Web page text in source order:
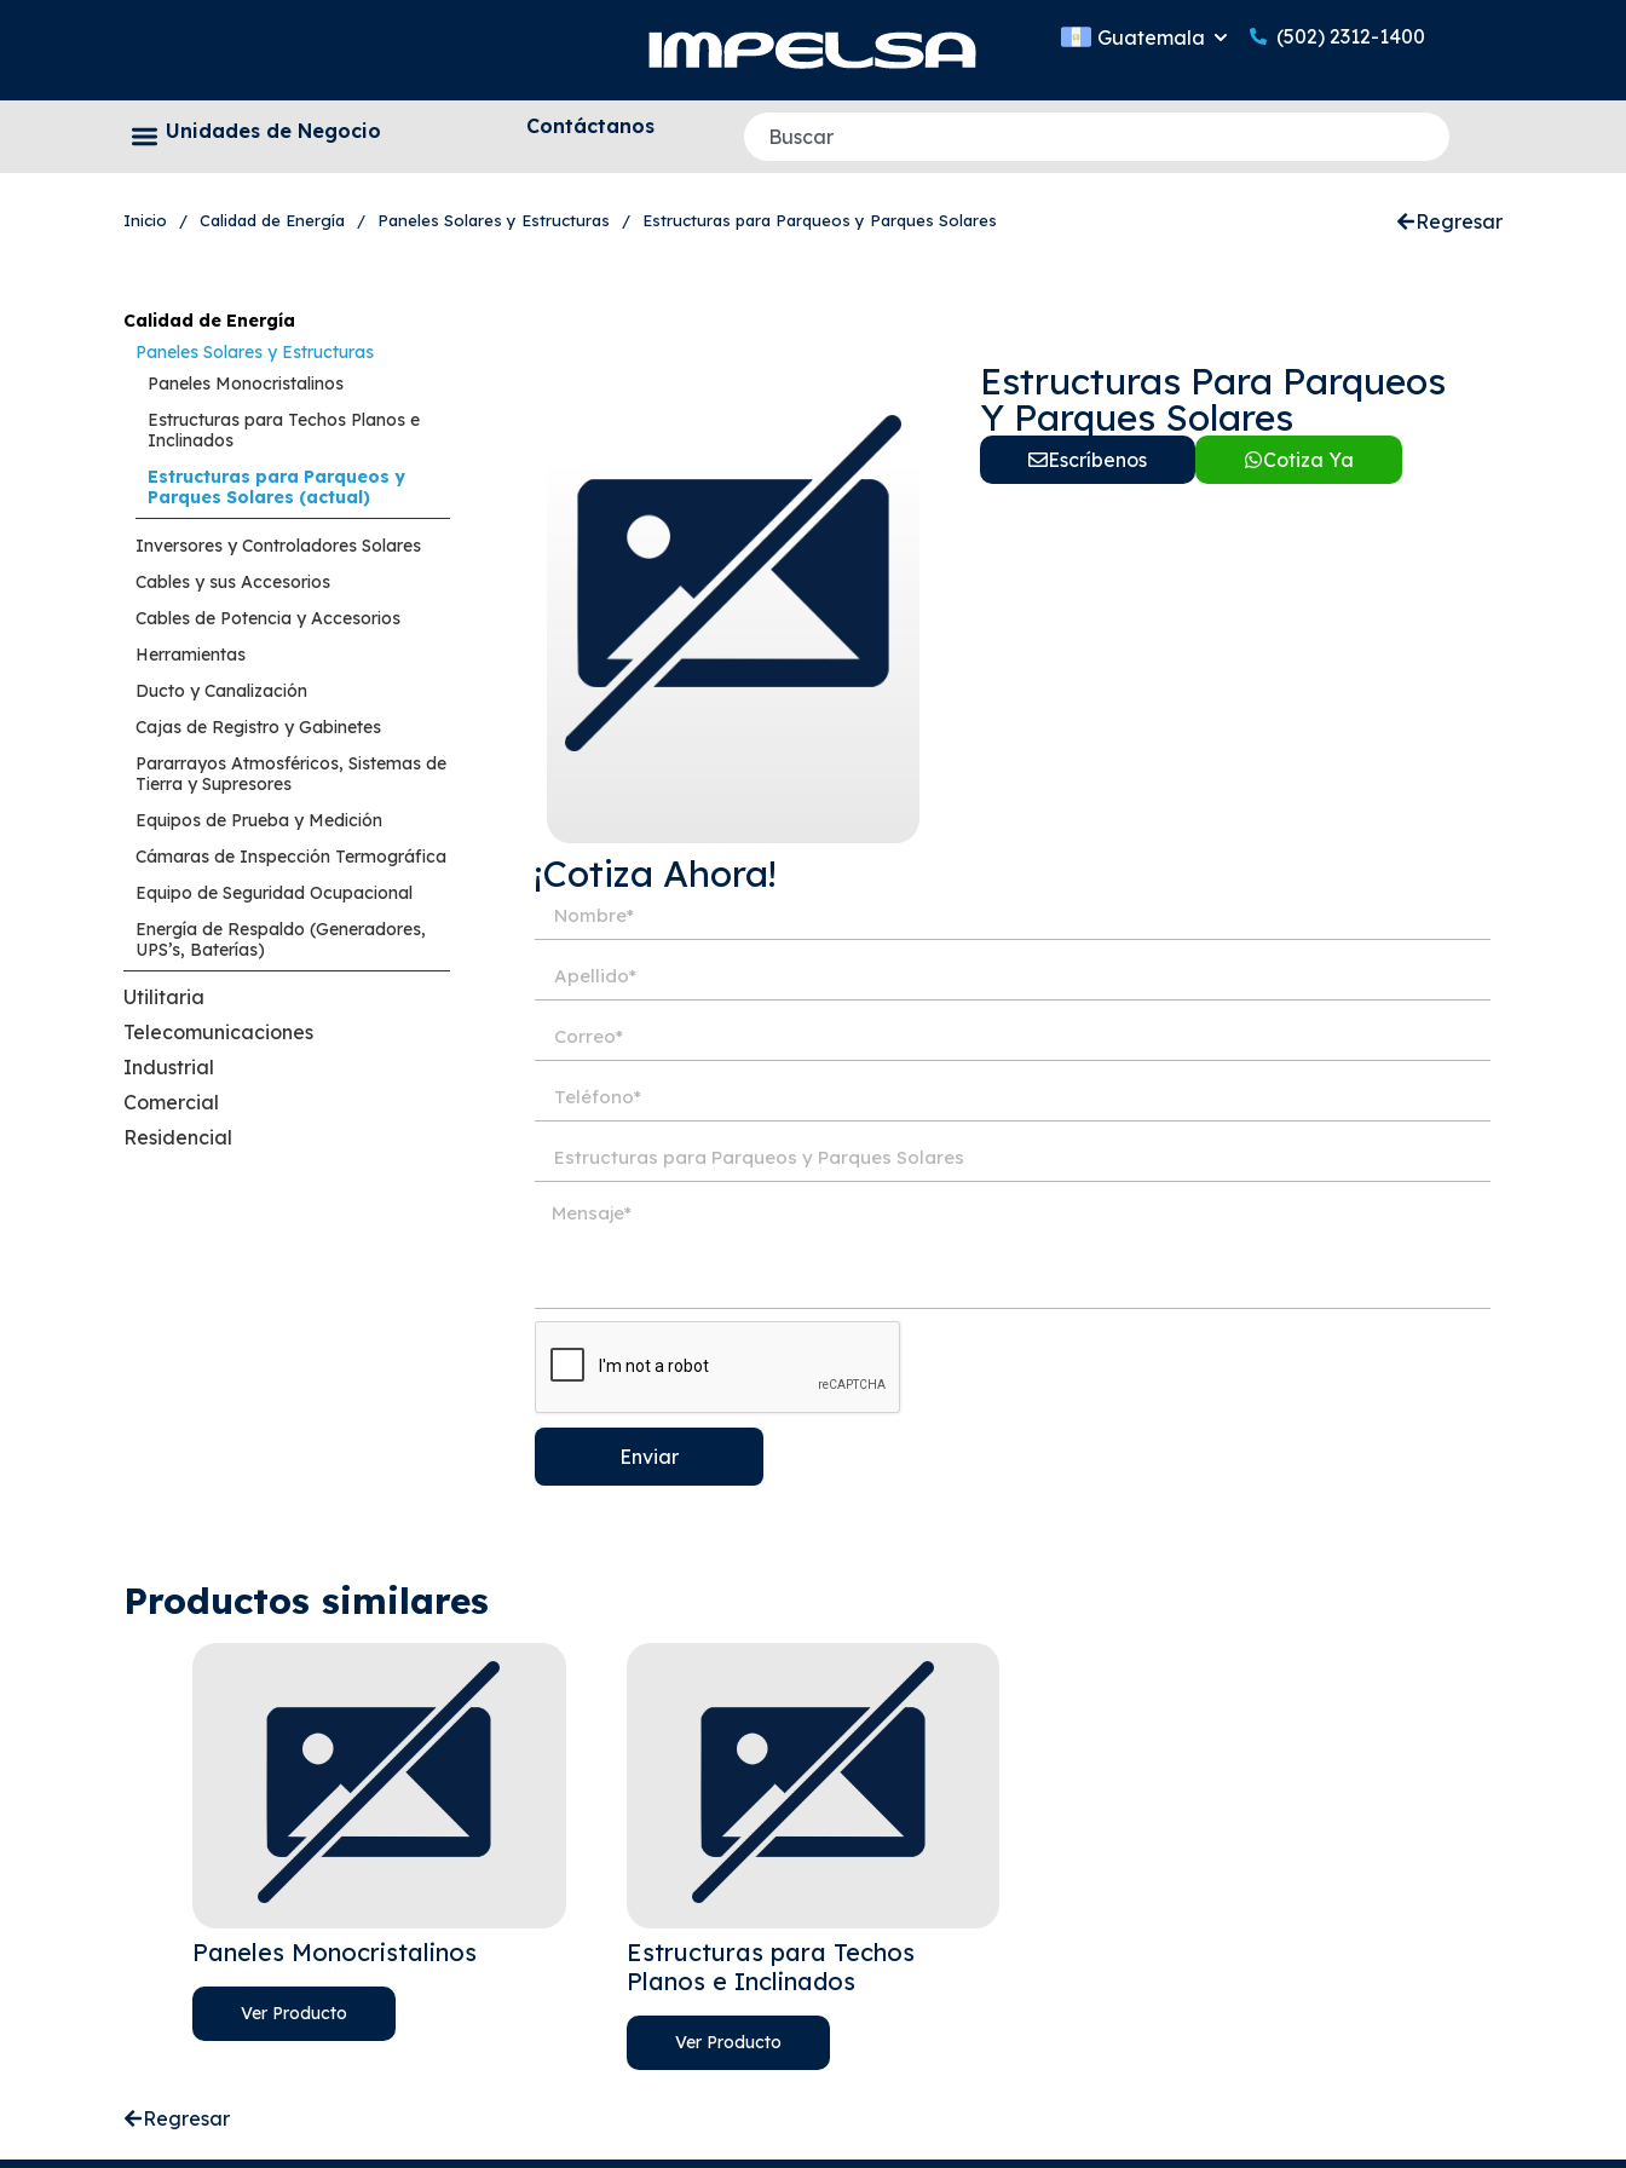
Guatemala (502) 2312-1400
Unidades de Negocio Contáctanos
Inicio / Calidad de Energía / Paneles Solares y Estructuras / Estructuras para Parqueos y Parques Solares Regresar
Calidad de Energía
Paneles Solares y Estructuras
Paneles Monocristalinos
Estructuras para Techos Planos e
Inclinados
Estructuras para Parqueos y
Parques Solares (actual)
Inversores y Controladores Solares
Cables y sus Accesorios
Cables de Potencia y Accesorios
Herramientas
Ducto y Canalización
Cajas de Registro y Gabinetes
Pararrayos Atmosféricos, Sistemas de
Tierra y Supresores
Equipos de Prueba y Medición
Cámaras de Inspección Termográfica
Equipo de Seguridad Ocupacional
Energía de Respaldo (Generadores,
UPS’s, Baterías)
Utilitaria
Telecomunicaciones
Industrial
Comercial
Residencial
Estructuras Para Parqueos
Y Parques Solares
Escríbenos Cotiza Ya
¡Cotiza Ahora!
Enviar
Productos similares
Paneles Monocristalinos
Ver Producto
Estructuras para Techos
Planos e Inclinados
Ver Producto
Regresar